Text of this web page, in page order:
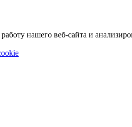
нашего веб-сайта и